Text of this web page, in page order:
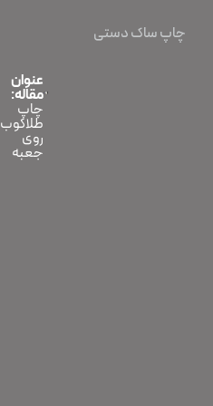
چاپ ساک دستی
عنوان
مقاله:
چاپ
طلاکوب
روی
جعبه